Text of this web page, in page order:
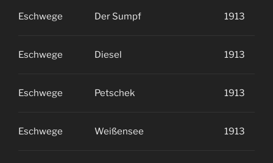
Eschwege Der Sumpf 1913
Eschwege Diesel 1913
Eschwege Petschek 1913
Eschwege Weißensee 1913